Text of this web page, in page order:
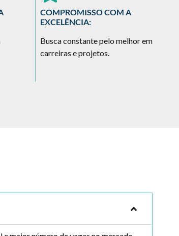
COMPROMISSO COM A
EXCELÊNCIA:
Busca constante pelo melhor em
carreiras e projetos.